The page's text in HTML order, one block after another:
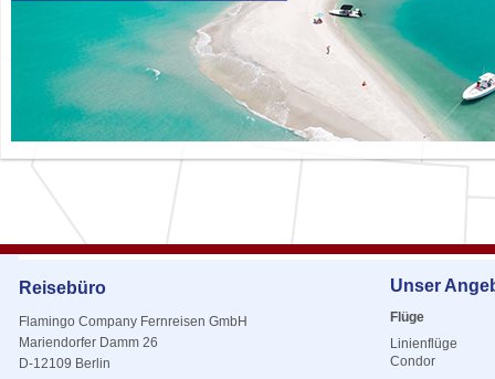
Reisebüro
Flamingo Company Fernreisen GmbH
Mariendorfer Damm 26
D-12109 Berlin
Unser
Flüge
Linienflüge
Condor